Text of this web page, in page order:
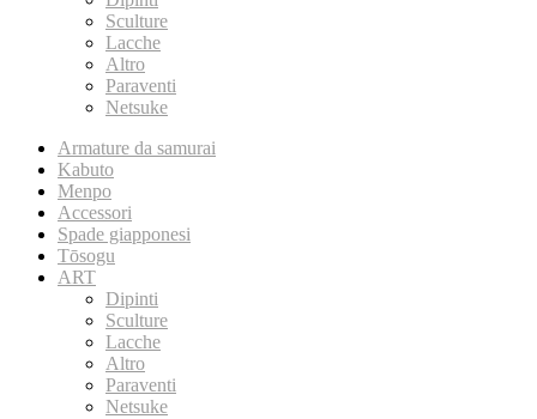
Sculture
Lacche
Altro
Paraventi
Netsuke
Armature da samurai
Kabuto
Menpo
Accessori
Spade giapponesi
Tōsogu
ART
Dipinti
Sculture
Lacche
Altro
Paraventi
Netsuke